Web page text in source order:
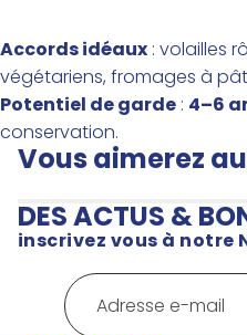
Accords idéaux : volailles
végétariens, fromages à
Potentiel de garde : 4–6
conservation.
Vous aimerez
DES ACTUS &
inscrivez vous à notre